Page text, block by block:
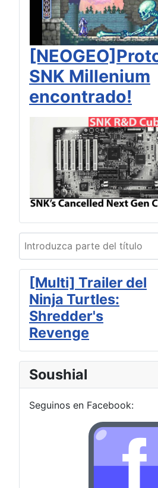
SNK Millenium
encontrado!
Introduzca parte del título
[Multi] Trailer del
Ninja Turtles:
Shredder's
Revenge
Soushial
Seguinos en Facebook: